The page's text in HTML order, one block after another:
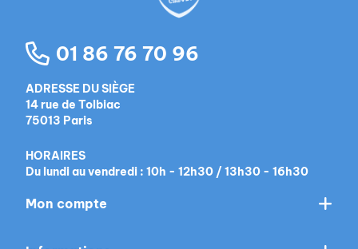
01 86 76 70 96
ADRESSE DU SIÈGE
14 rue de Tolbiac
75013 Paris
HORAIRES
Du lundi au vendredi : 10h - 12h30 / 13h30 - 16h30
Mon compte